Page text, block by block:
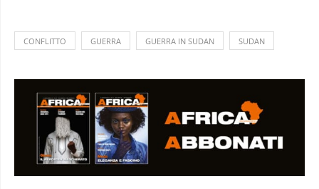
CONFLITTO GUERRA GUERRA IN SUDAN SUDAN